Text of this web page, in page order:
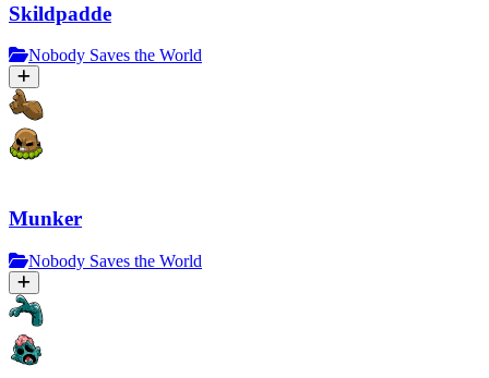
Skildpadde
Nobody Saves the World
Munker
Nobody Saves the World